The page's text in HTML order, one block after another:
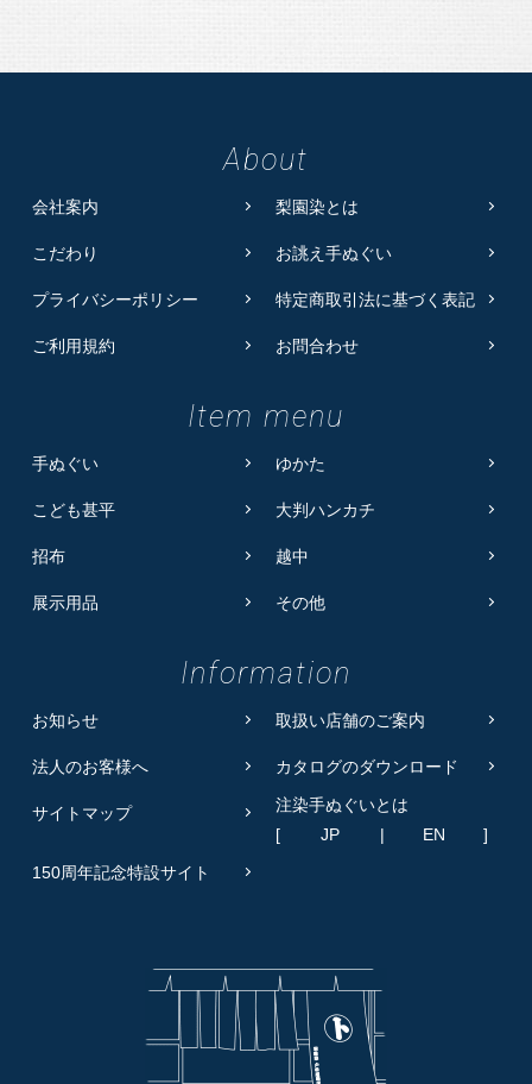
About
会社案内 梨園染とは
こだわり お誂え手ぬぐい
プライバシーポリシー 特定商取引法に基づく表記
ご利用規約 お問合わせ
Item menu
手ぬぐい ゆかた
こども甚平 大判ハンカチ
招布 越中
展示用品 その他
Information
お知らせ 取扱い店舗のご案内
法人のお客様へ カタログのダウンロード
サイトマップ
注染手ぬぐいとは
[
JP | EN
]
150周年記念特設サイト